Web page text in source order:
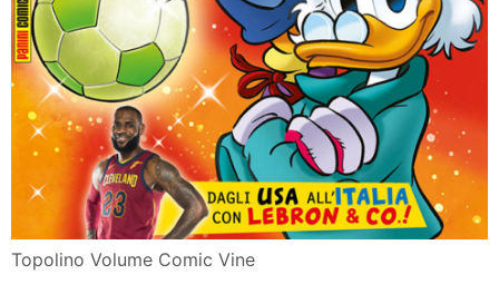
Topolino Volume Comic Vine